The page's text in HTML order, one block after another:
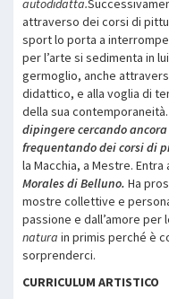
autodidatta.
attraverso dei corsi di
sport lo porta a
per l’arte si sedimenta in
germoglio, anche
didattico, e alla voglia di
della sua contemporaneità.
dipingere cercando
frequentando dei corsi di
la Macchia, a Mestre.
Morales di Belluno. Ha
mostre collettive e
passione e dall’amore per
natura in primis perché è
sorprenderci.
CURRICULUM ARTISTICO